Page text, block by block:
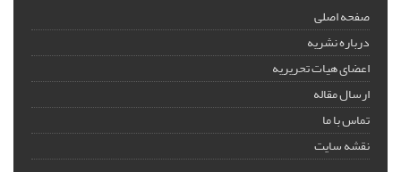
صفحه اصلی
درباره نشریه
اعضای هیات تحریریه
ارسال مقاله
تماس با ما
نقشه سایت